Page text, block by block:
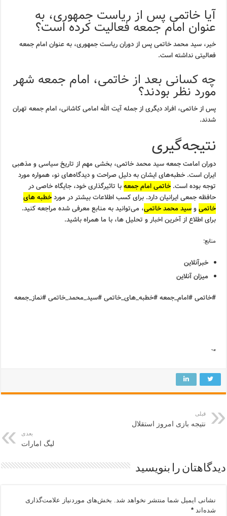
آیا خاتمی پس از ریاست جمهوری، به
عنوان امام جمعه فعالیت کرده است؟
خیر، سید محمد خاتمی پس از دوران ریاست جمهوری، به عنوان امام جمعه
فعالیتی نداشته است.
چه کسانی بعد از خاتمی، امام جمعه شهر
مورد نظر بودند؟
پس از خاتمی، افراد دیگری از جمله آیت الله امامی کاشانی، امام جمعه تهران
شدند.
نتیجه‌گیری
دوران امامت جمعه سید محمد خاتمی، بخشی مهم از تاریخ سیاسی و مذهبی
ایران است. خطبه‌های ایشان به دلیل صراحت و دیدگاه‌های نو، همواره مورد
توجه بوده است.خاتمی امام جمعهبا تاثیرگذاری خود، جایگاه خاصی در
حافظه جمعی ایرانیان دارد. برای کسب اطلاعات بیشتر در موردخطبه های
خاتمیوسید محمد خاتمی، می‌توانید به منابع معرفی شده مراجعه کنید.
برای اطلاع از آخرین اخبار و تحلیل ها، با ما همراه باشید.
منابع:
خبرآنلاین
میزان آنلاین
#خاتمی #امام_جمعه #خطبه_های_خاتمی #سید_محمد_خاتمی #نماز_جمعه
“`
قبلی
نتیجه بازی امروز استقلال
بعدی
لیگ امارات
دیدگاهتان را بنویسید
نشانی ایمیل شما منتشر نخواهد شد.
بخش‌های موردنیاز علامت‌گذاری
شده‌اند*